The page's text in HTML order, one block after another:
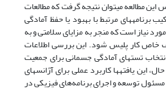
این مطالعه می­توان نتیجه گرفت که مطالعات
برنامه­های مرتبط با بهبود یا حفظ آمادگی
نیاز است که منجر به مزایای سلامتی و به
خاص کار پلیس شود. این بررسی اطلاعات
تست­های آمادگی جسمانی برای جمعیت
این یافته­ها کاربرد عملی برای آژانس­های
توسعه و اجرای برنامه‌های فیزیکی در